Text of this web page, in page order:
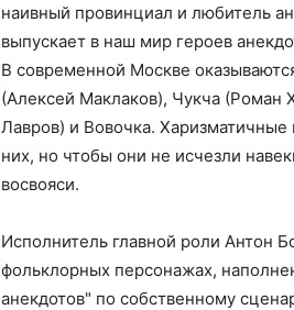
наивный провинциал и любитель
выпускает в наш мир героев
В современной Москве
(Алексей Маклаков), Чукча (Роман
Лавров) и Вовочка.
них, но чтобы они не исчезли
восвояси.
Исполнитель главной роли Антон
фольклорных персонажах,
анекдотов" по собственному